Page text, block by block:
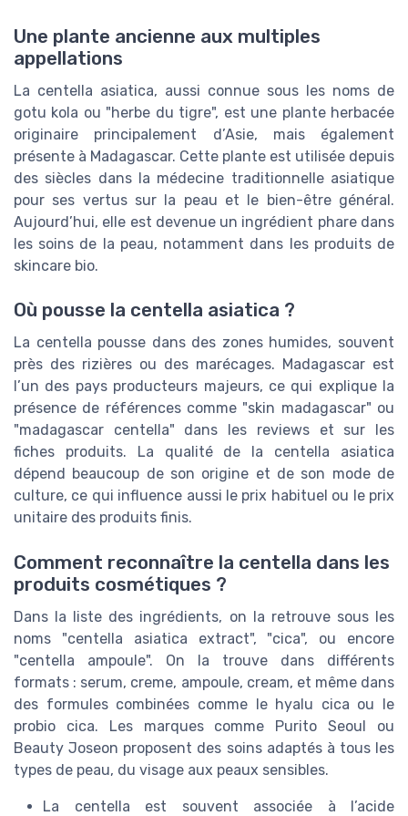
Une plante ancienne aux multiples
appellations
La centella asiatica, aussi connue sous les noms de
gotu kola ou "herbe du tigre", est une plante herbacée
originaire principalement d’Asie, mais également
présente à Madagascar. Cette plante est utilisée depuis
des siècles dans la médecine traditionnelle asiatique
pour ses vertus sur la peau et le bien-être général.
Aujourd’hui, elle est devenue un ingrédient phare dans
les soins de la peau, notamment dans les produits de
skincare bio.
Où pousse la centella asiatica ?
La centella pousse dans des zones humides, souvent
près des rizières ou des marécages. Madagascar est
l’un des pays producteurs majeurs, ce qui explique la
présence de références comme "skin madagascar" ou
"madagascar centella" dans les reviews et sur les
fiches produits. La qualité de la centella asiatica
dépend beaucoup de son origine et de son mode de
culture, ce qui influence aussi le prix habituel ou le prix
unitaire des produits finis.
Comment reconnaître la centella dans les
produits cosmétiques ?
Dans la liste des ingrédients, on la retrouve sous les
noms "centella asiatica extract", "cica", ou encore
"centella ampoule". On la trouve dans différents
formats : serum, creme, ampoule, cream, et même dans
des formules combinées comme le hyalu cica ou le
probio cica. Les marques comme Purito Seoul ou
Beauty Joseon proposent des soins adaptés à tous les
types de peau, du visage aux peaux sensibles.
La centella est souvent associée à l’acide